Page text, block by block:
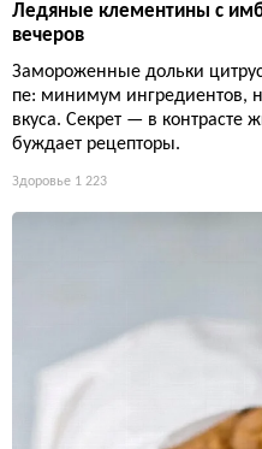
Ледяные клементины с
вечеров
Замороженные дольки
пе: минимум ингредиентов,
вкуса. Секрет — в контрасте
буждает рецепторы.
Здоровье 1 223